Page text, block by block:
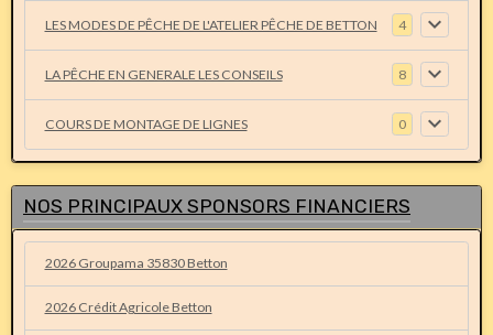
LES MODES DE PÊCHE DE L'ATELIER PÊCHE DE BETTON 4
LA PÊCHE EN GENERALE LES CONSEILS 8
COURS DE MONTAGE DE LIGNES 0
NOS PRINCIPAUX SPONSORS FINANCIERS
2026 Groupama 35830 Betton
2026 Crédit Agricole Betton